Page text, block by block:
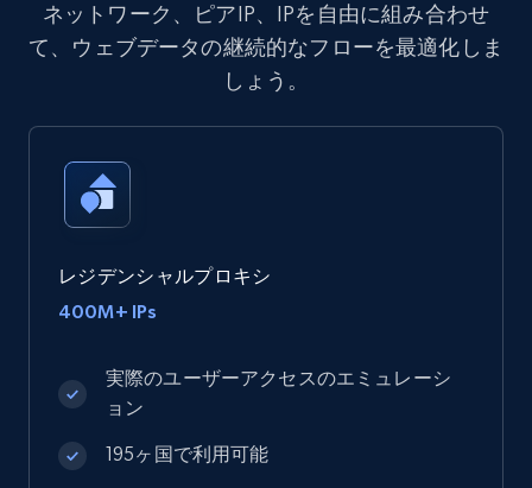
ネットワーク、ピアIP、IPを自由に組み合わせ
て、ウェブデータの継続的なフローを最適化しま
しょう。
レジデンシャルプロキシ
400M+ IPs
実際のユーザーアクセスのエミュレーシ
ョン
195ヶ国で利用可能